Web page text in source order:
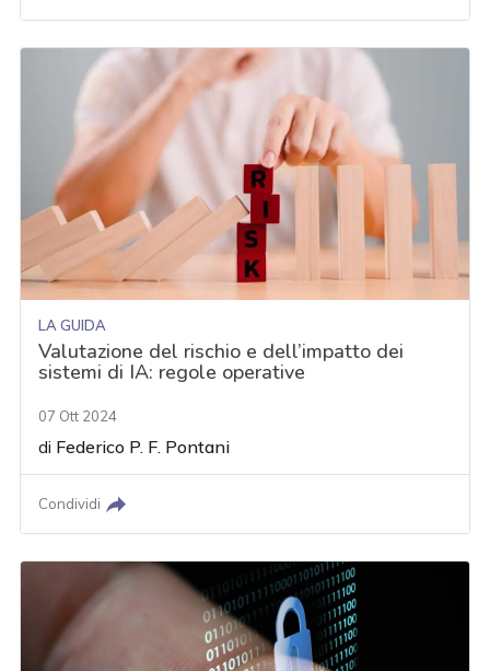
LA GUIDA
Valutazione del rischio e dell’impatto dei
sistemi di IA: regole operative
07 Ott 2024
di Federico P. F. Pontani
Condividi